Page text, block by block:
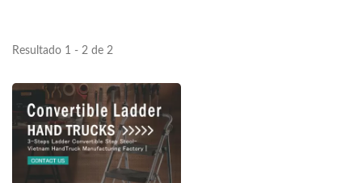
Resultado 1 - 2 de 2